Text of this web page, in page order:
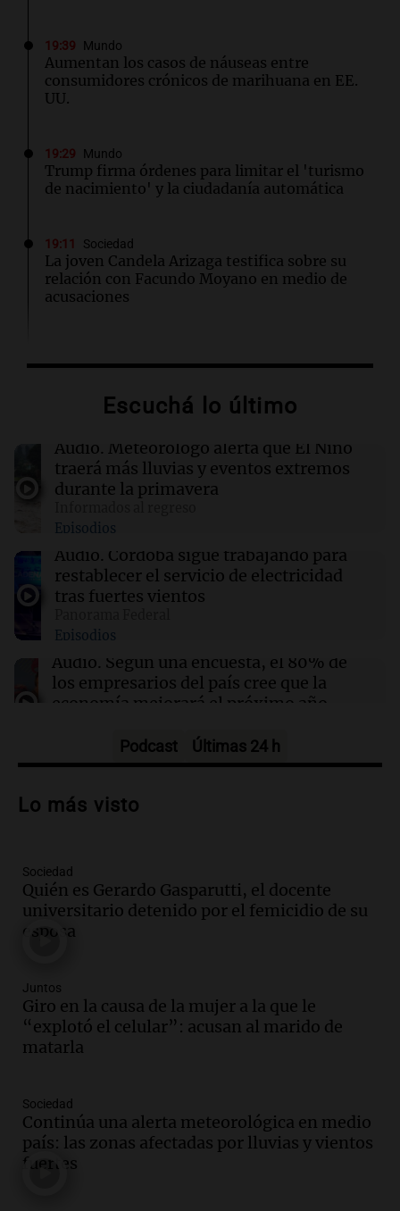
19:39 Mundo
Aumentan los casos de náuseas entre
consumidores crónicos de marihuana en EE.
UU.
19:29 Mundo
Trump firma órdenes para limitar el 'turismo
de nacimiento' y la ciudadanía automática
19:11 Sociedad
La joven Candela Arizaga testifica sobre su
relación con Facundo Moyano en medio de
acusaciones
Finalizan las lluvias en el AMBA: frío extremo
19:08 Política y Economía
Industriales santafesinos cruzaron a Caputo:
"No resuelve problemas productivos"
19:05 Sociedad
La defensa de Facundo Moyano solicita
levantar las restricciones impuestas en su
caso
19:03 Mundo
El brote de ébola en el Congo ya ha cobrado la
vida de 330 niños menores de cinco años
Escuchá lo último
Audio. Meteorólogo alerta que El Niño
traerá más lluvias y eventos extremos
durante la primavera
Episodios
Audio. Córdoba sigue trabajando para
restablecer el servicio de electricidad
tras fuertes vientos
Episodios
Audio. Según una encuesta, el 80% de
los empresarios del país cree que la
economía mejorará el próximo año
Audio.Carolina Losada: "Faltó que el
ley de propiedad privada
Audio.
en Rosario contra la ley de Propiedad
Privada.
Viva la Radio Rosario
Audio.
la ley de Propiedad Privada debatida en
el Senado.
Viva la Radio Rosario
por la Ley de Tierras: "Construyeron un
relato mentiroso"
Informados al regreso
Episodios
Podcast Últimas 24 h
Lo más visto
Sociedad
Quién es Gerardo Gasparutti, el docente
universitario detenido por el femicidio de su
esposa
Juntos
Giro en la causa de la mujer a la que le
“explotó el celular”: acusan al marido de
matarla
Sociedad
Continúa una alerta meteorológica en medio
país: las zonas afectadas por lluvias y vientos
fuertes